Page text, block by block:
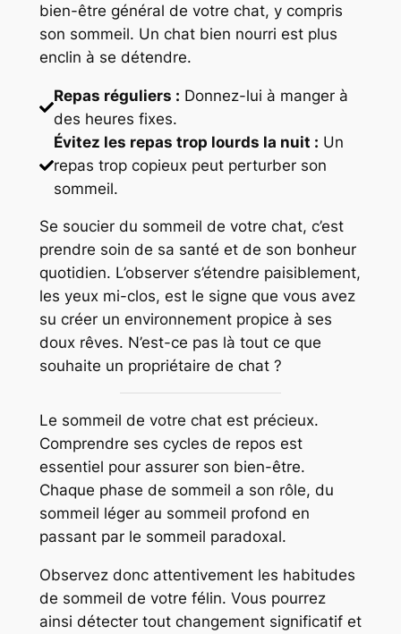
bien-être général de votre chat, y compris
son sommeil. Un chat bien nourri est plus
enclin à se détendre.
Repas réguliers : Donnez-lui à manger à
des heures fixes.
Évitez les repas trop lourds la nuit : Un
repas trop copieux peut perturber son
sommeil.
Se soucier du sommeil de votre chat, c’est
prendre soin de sa santé et de son bonheur
quotidien. L’observer s’étendre paisiblement,
les yeux mi-clos, est le signe que vous avez
su créer un environnement propice à ses
doux rêves. N’est-ce pas là tout ce que
souhaite un propriétaire de chat ?
Le sommeil de votre chat est précieux.
Comprendre ses cycles de repos est
essentiel pour assurer son bien-être.
Chaque phase de sommeil a son rôle, du
sommeil léger au sommeil profond en
passant par le sommeil paradoxal.
Observez donc attentivement les habitudes
de sommeil de votre félin. Vous pourrez
ainsi détecter tout changement significatif et